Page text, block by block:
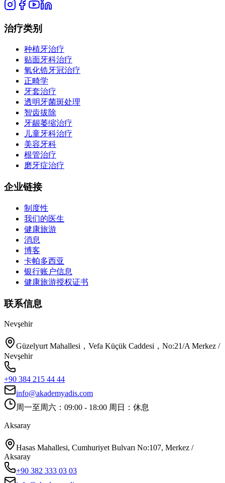
治疗类别
种植牙治疗
贴面牙科治疗
氧化锆牙冠治疗
正畸学
牙套治疗
透明牙菌斑处理
智齿拔除
牙龈萎缩治疗
儿童牙科治疗
美容牙科
根管治疗
磨牙症治疗
企业链接
制度性
我们的医生
健康旅游
消息
博客
卡帕多西亚
银行账户信息
健康旅游授权证书
联系信息
Nevşehir
Güzelyurt Mahallesi，Vefa Küçük Caddesi，No:21/A Merkez /
Nevşehir
+90 384 215 44 44
info@akademyadis.com
周一至周六：09:00 - 18:00 周日：休息
Aksaray
Hasas Mahallesi, Cumhuriyet Bulvarı No:107, Merkez /
Aksaray
+90 382 333 03 03